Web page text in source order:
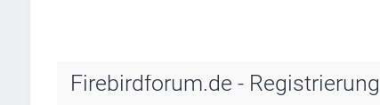
Firebirdforum.de - Registrierung